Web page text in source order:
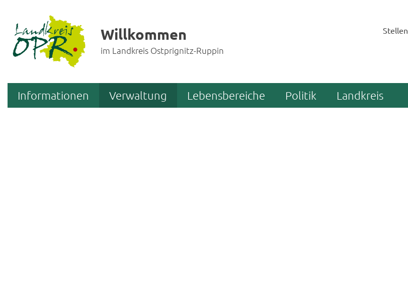
Willkommen
im Landkreis Ostprignitz-Ruppin
Stellen
Informationen Verwaltung Lebensbereiche Politik Landkreis